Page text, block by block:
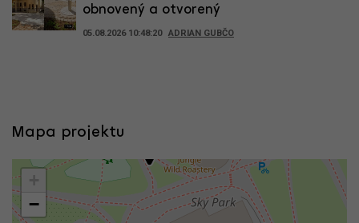
obnovený a otvorený
05.08.2026 10:48:20 ADRIAN GUBČO
Mapa projektu
−